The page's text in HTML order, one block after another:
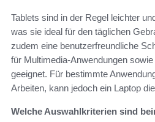
Tablets sind in der Regel leichter
was sie ideal für den täglichen
zudem eine benutzerfreundliche
für Multimedia-Anwendungen
geeignet. Für bestimmte
Arbeiten, kann jedoch ein Laptop
Welche Auswahlkriterien sind